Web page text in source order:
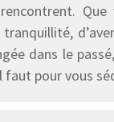
dans le
faut pour vous